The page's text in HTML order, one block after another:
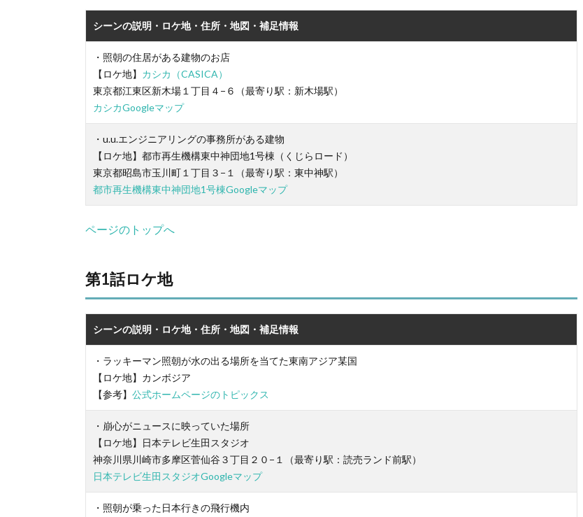
シーンの説明・ロケ地・住所・地図・補足情報
・照朝の住居がある建物のお店
【ロケ地】 カシカ（CASICA）
東京都江東区新木場１丁目４−６（最寄り駅：新木場駅）
カシカGoogleマップ
・u.u.エンジニアリングの事務所がある建物
【ロケ地】都市再生機構東中神団地1号棟（くじらロード）
東京都昭島市玉川町１丁目３−１（最寄り駅：東中神駅）
都市再生機構東中神団地1号棟Googleマップ
ページのトップへ
第1話ロケ地
シーンの説明・ロケ地・住所・地図・補足情報
・ラッキーマン照朝が水の出る場所を当てた東南アジア某国
【ロケ地】カンボジア
【参考】 公式ホームページのトピックス
・崩心がニュースに映っていた場所
【ロケ地】日本テレビ生田スタジオ
神奈川県川崎市多摩区菅仙谷３丁目２０−１（最寄り駅：読売ランド前駅）
日本テレビ生田スタジオGoogleマップ
・照朝が乗った日本行きの飛行機内